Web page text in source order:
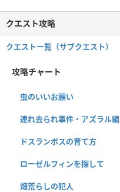
クエスト攻略
クエスト一覧（サブクエスト）
攻略チャート
虫のいいお願い
連れ去られ事件・アズラル編
ドスランポスの育て方
ローゼルフィンを探して
畑荒らしの犯人